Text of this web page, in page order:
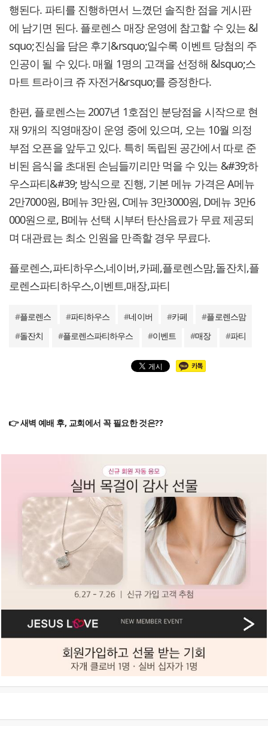
행된다. 파티를 진행하면서 느꼈던 솔직한 점을 게시판
에 남기면 된다. 플로렌스 매장 운영에 참고할 수 있는 &l
squo;진심을 담은 후기&rsquo;일수록 이벤트 당첨의 주
인공이 될 수 있다. 매월 1명의 고객을 선정해 &lsquo;스
마트 트라이크 쥬 자전거&rsquo;를 증정한다.
한편, 플로렌스는 2007년 1호점인 분당점을 시작으로 현
재 9개의 직영매장이 운영 중에 있으며, 오는 10월 의정
부점 오픈을 앞두고 있다. 특히 독립된 공간에서 따로 준
비된 음식을 초대된 손님들끼리만 먹을 수 있는 &#39;하
우스파티&#39; 방식으로 진행, 기본 메뉴 가격은 A메뉴
2만7000원, B메뉴 3만원, C메뉴 3만3000원, D메뉴 3만6
000원으로, B메뉴 선택 시부터 탄산음료가 무료 제공되
며 대관료는 최소 인원을 만족할 경우 무료다.
플로렌스,파티하우스,네이버,카페,플로렌스맘,돌잔치,플
로렌스파티하우스,이벤트,매장,파티
#플로렌스 #파티하우스 #네이버 #카페 #플로렌스맘
#돌잔치 #플로렌스파티하우스 #이벤트 #매장 #파티
👉 새벽 예배 후, 교회에서 꼭 필요한 것은??